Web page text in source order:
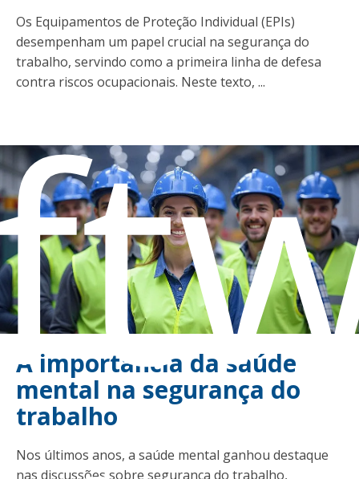
Os Equipamentos de Proteção Individual (EPIs)
desempenham um papel crucial na segurança do
trabalho, servindo como a primeira linha de defesa
contra riscos ocupacionais. Neste texto, ...
A importância da saúde
mental na segurança do
trabalho
Nos últimos anos, a saúde mental ganhou destaque
nas discussões sobre segurança do trabalho,